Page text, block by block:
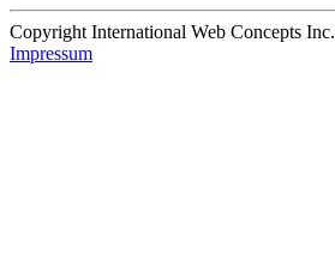
Copyright International Web Concepts Inc.
Impressum